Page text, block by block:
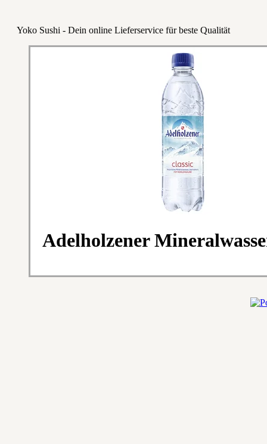
Yoko Sushi - Dein online Lieferservice für beste Qualität
Adelholzener